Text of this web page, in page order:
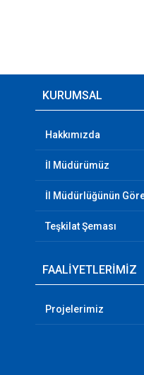
KURUMSAL
Hakkımızda
İl Müdürümüz
İl Müdürlüğünün
Teşkilat Şeması
FAALİYETLERİMİZ
Projelerimiz